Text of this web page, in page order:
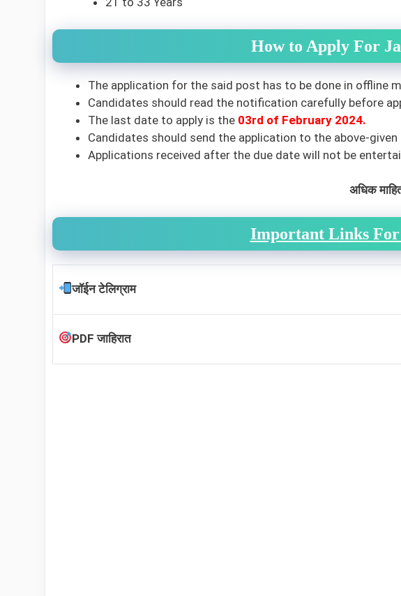
How to Apply For
The application for the said post has to be done in offline
Candidates should read the notification carefully before
The last date to apply is the 03rd of February 2024.
Candidates should send the application to the above-given
Applications received after the due date will not be
अधिक
Important Links For
जॉईन टेलिग्राम
PDF जाहिरात